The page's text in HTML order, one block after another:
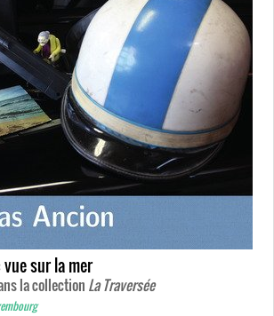
sur la mer
la collection La Traversée